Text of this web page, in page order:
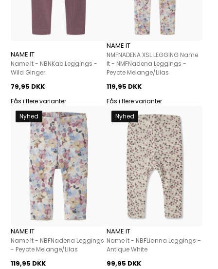
NAME IT
Name It - NBNKab Leggings -
Wild Ginger
79,95 DKK
Fås i flere varianter
NAME IT
NMFNADENA XSL LEGGING Name
It - NMFNadena Leggings -
Peyote Melange/Lilas
119,95 DKK
Fås i flere varianter
Nyhed
NAME IT
Name It - NBFNadena Leggings
- Peyote Melange/Lilas
119,95 DKK
Nyhed
NAME IT
Name it - NBFLianna Leggings -
Antique White
99,95 DKK